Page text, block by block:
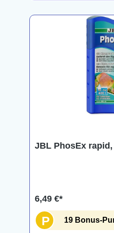
JBL PhosEx rapid,
6,49 €*
P 19 Bonus-